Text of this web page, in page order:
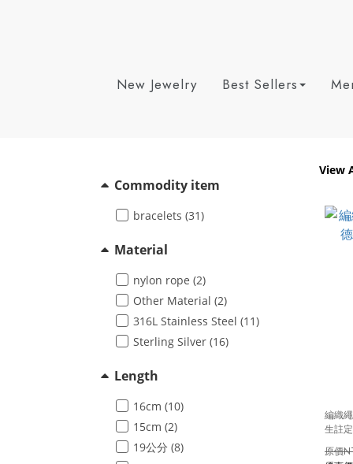
New Jewelry Best Sellers
Commodity item
bracelets (31)
Material
nylon rope (2)
Other Material (2)
316L Stainless Steel (11)
Sterling Silver (16)
Length
16cm (10)
15cm (2)
19公分 (8)
View
編織
生註